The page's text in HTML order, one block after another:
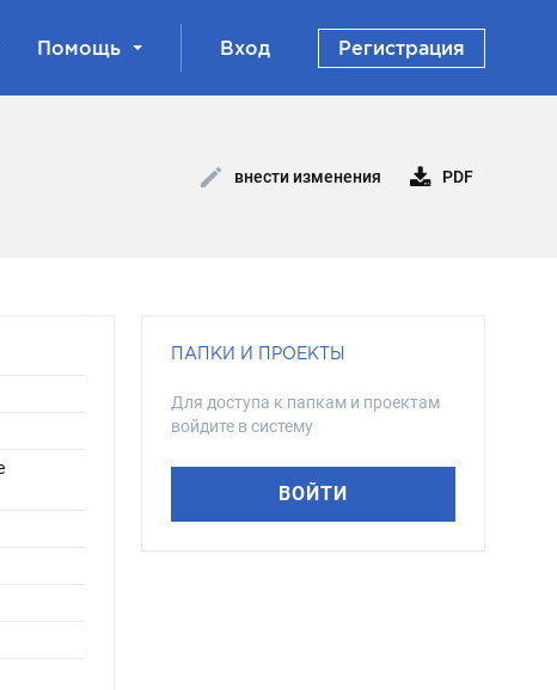
Помощь Вход Регистрация
внести изменения PDF
ПАПКИ И ПРОЕКТЫ
Для доступа к папкам и проектам
войдите в систему
ВОЙТИ